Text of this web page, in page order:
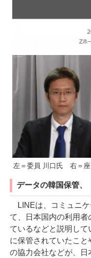
左＝委員 川口氏 右＝座
データの韓国保管、
LINEは、コミュニケ
て、日本国内の利用
ているなどと説明し
に保管されていたこ
の協力会社などが、日